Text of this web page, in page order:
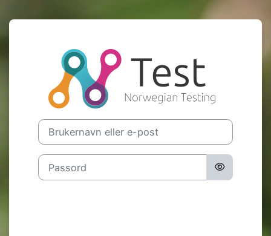
Logg inn på
Brukernavn eller e-post
Passord